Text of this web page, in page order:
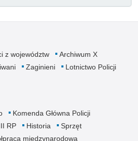
z województw
Archiwum X
Zaginieni
Lotnictwo Policji
Komenda Główna Policji
RP Historia
Sprzęt
międzynarodowa